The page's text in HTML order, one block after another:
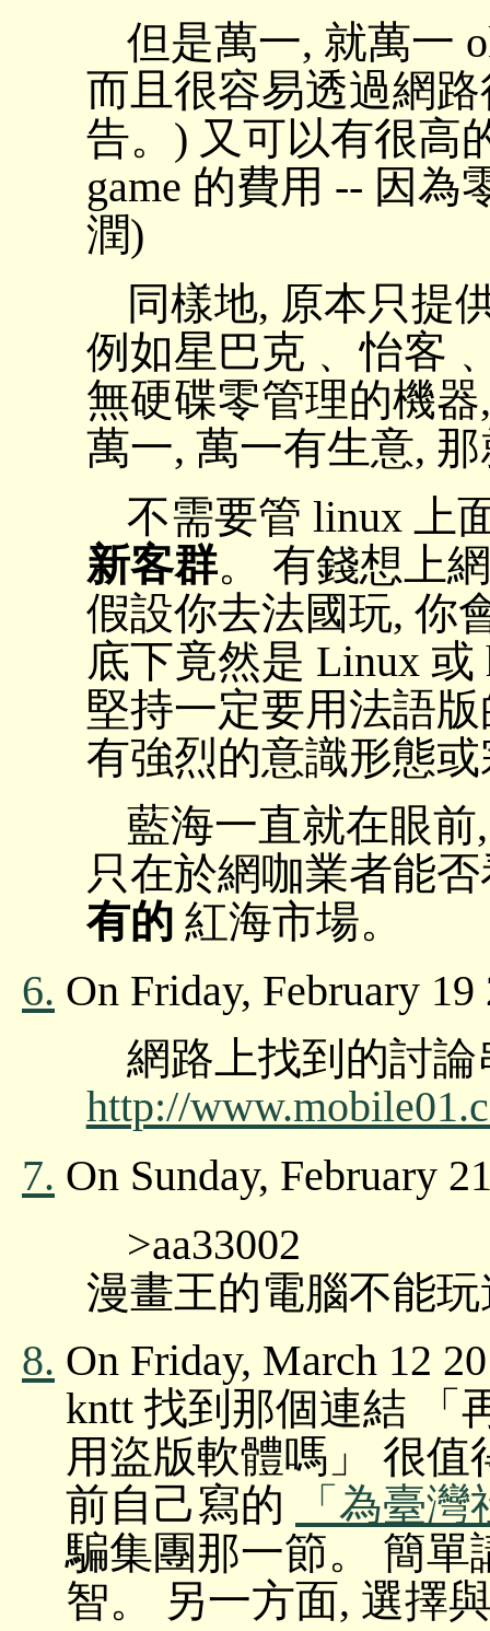
但是萬一, 就萬一
而且很容易透過網
告。) 又可以有很高
game 的費用 -- 因
潤)
同樣地, 原本只提
例如星巴克﹑ 怡客
無硬碟零管理的機
萬一, 萬一有生意,
不需要管 linux 上
新客群。 有錢想上
假設你去法國玩, 你
底下竟然是 Linux 或
堅持一定要用法語
有強烈的意識形態
藍海一直就在眼
只在於網咖業者能
有的 紅海市場。
6. On Friday, February
網路上找到的討論
http://
7. On Sunday, February
>aa33002
漫畫王的電腦不能
8. On Friday, March 12
kntt 找到那個連結 「
用盜版軟體嗎」 很
前自己寫的
「為臺
騙集團那一節。 簡單
智。 另一方面, 選擇